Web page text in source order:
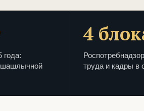
года:
шашлычной
4
труда и кадры в